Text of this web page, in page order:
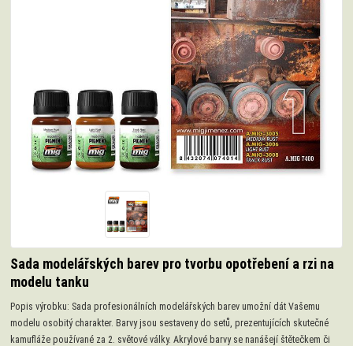
Sada modelářských barev pro tvorbu opotřebení a rzi na
modelu tanku
Popis výrobku: Sada profesionálních modelářských barev umožní dát Vašemu
modelu osobitý charakter. Barvy jsou sestaveny do setů, prezentujících skutečné
kamufláže používané za 2. světové války. Akrylové barvy se nanášejí štětečkem či